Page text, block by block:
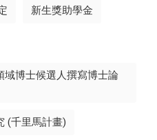
新生獎助學金
域博士候選人撰寫博士論
(千里馬計畫)